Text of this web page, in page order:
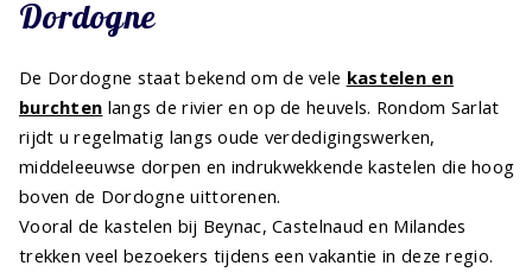
Dordogne
De Dordogne staat bekend om de vele kastelen en
burchten langs de rivier en op de heuvels. Rondom Sarlat
rijdt u regelmatig langs oude verdedigingswerken,
middeleeuwse dorpen en indrukwekkende kastelen die hoog
boven de Dordogne uittorenen.
Vooral de kastelen bij Beynac, Castelnaud en Milandes
trekken veel bezoekers tijdens een vakantie in deze regio.